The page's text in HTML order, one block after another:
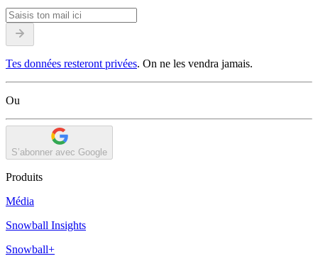
Tes données resteront privées. On ne les vendra jamais.
Ou
S’abonner avec Google
Produits
Média
Snowball Insights
Snowball+